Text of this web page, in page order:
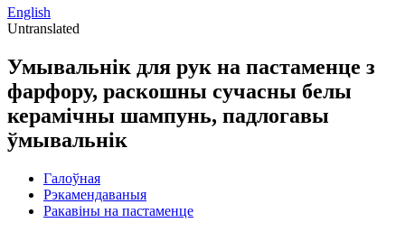
English
Untranslated
Умывальнік для рук на пастаменце з
фарфору, раскошны сучасны белы
керамічны шампунь, падлогавы
ўмывальнік
Галоўная
Рэкамендаваныя
Ракавіны на пастаменце